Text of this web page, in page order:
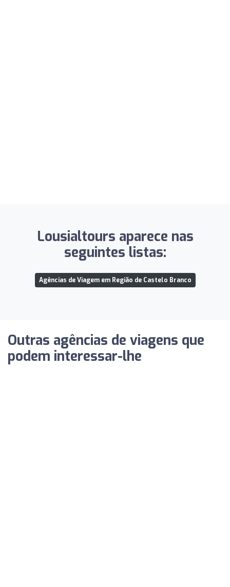
Lousialtours aparece nas
seguintes listas:
Agências de Viagem em Região de Castelo Branco
Outras agências de viagens que
podem interessar-lhe